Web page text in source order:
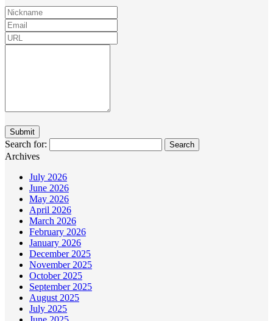
Search for:
Archives
July 2026
June 2026
May 2026
April 2026
March 2026
February 2026
January 2026
December 2025
November 2025
October 2025
September 2025
August 2025
July 2025